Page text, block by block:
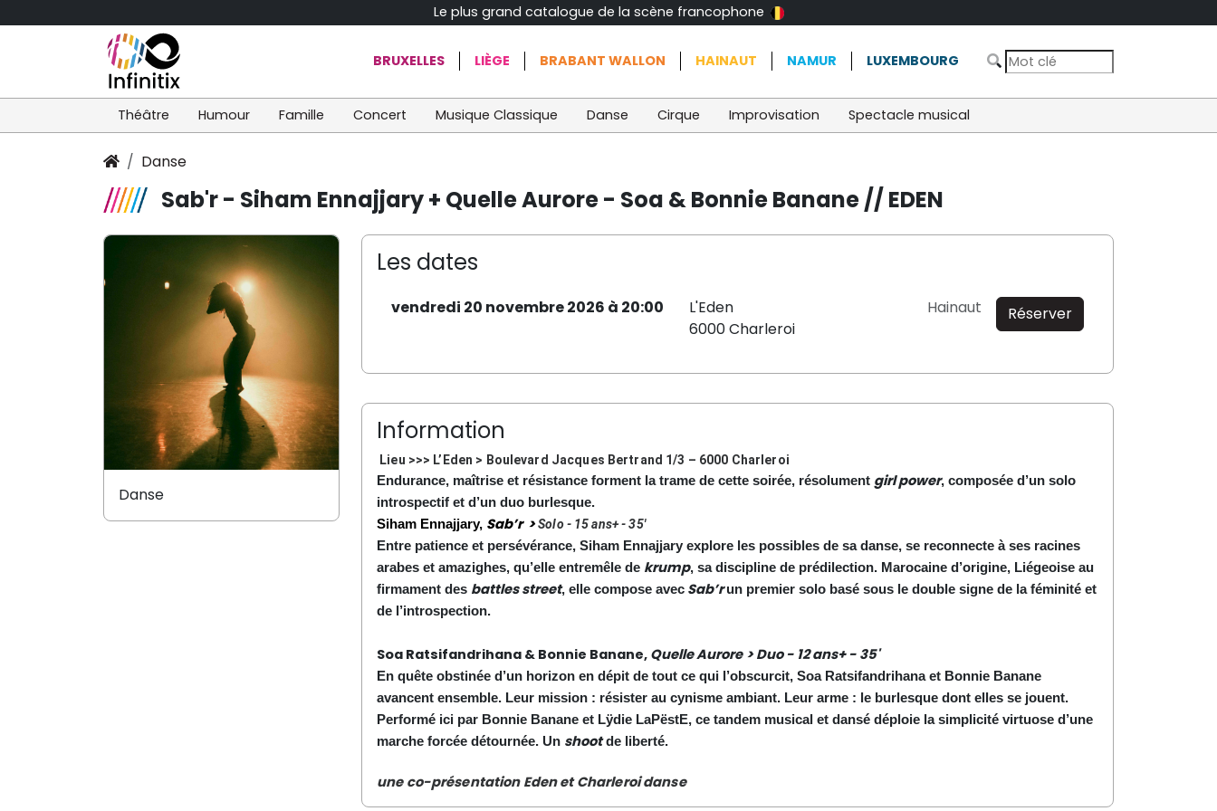
Le plus grand catalogue de la scène francophone
BRUXELLES LIÈGE BRABANT WALLON HAINAUT NAMUR LUXEMBOURG
Théâtre Humour Famille Concert Musique Classique Danse Cirque Improvisation Spectacle musical
Danse
Sab'r - Siham Ennajjary + Quelle Aurore - Soa & Bonnie Banane // EDEN
Les dates
vendredi 20 novembre 2026 à 20:00
L'Eden
6000 Charleroi
Hainaut Réserver
Information
Lieu >>> L’Eden > Boulevard Jacques Bertrand 1/3 – 6000 Charleroi
Endurance, maîtrise et résistance forment la trame de cette soirée, résolument girl power, composée d’un solo
introspectif et d’un duo burlesque.
Siham Ennajjary, Sab’r >Solo - 15 ans+ - 35'
Entre patience et persévérance, Siham Ennajjary explore les possibles de sa danse, se reconnecte à ses racines
arabes et amazighes, qu’elle entremêle de krump, sa discipline de prédilection. Marocaine d’origine, Liégeoise au
firmament des battles street, elle compose avec Sab’r un premier solo basé sous le double signe de la féminité et
de l’introspection.
Soa Ratsifandrihana & Bonnie Banane, Quelle Aurore >Duo - 12 ans+ - 35'
En quête obstinée d’un horizon en dépit de tout ce qui l’obscurcit, Soa Ratsifandrihana et Bonnie Banane
avancent ensemble. Leur mission : résister au cynisme ambiant. Leur arme : le burlesque dont elles se jouent.
Performé ici par Bonnie Banane et Lÿdie LaPëstE, ce tandem musical et dansé déploie la simplicité virtuose d’une
marche forcée détournée. Un shootde liberté.
une co-présentation Eden et Charleroi danse
Danse